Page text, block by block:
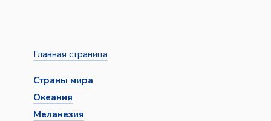
Главная страница
Страны мира
Океания
Меланезия